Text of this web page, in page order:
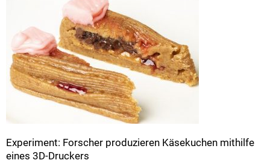
Experiment: Forscher produzieren Käsekuchen mithilfe
eines 3D-Druckers